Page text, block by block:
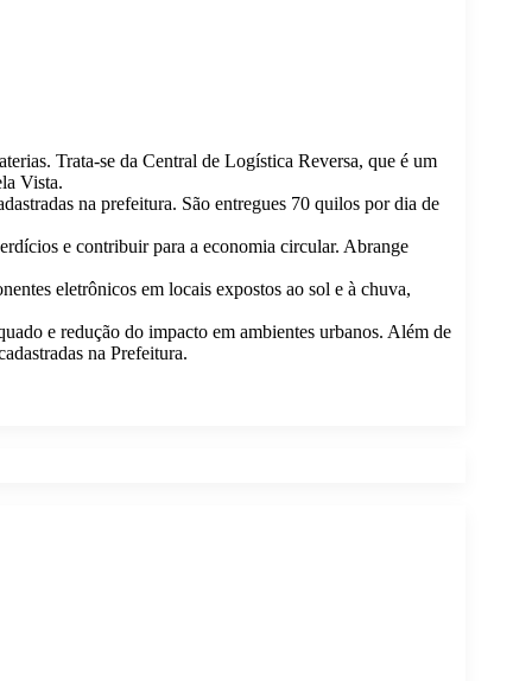
Trata-se da Central de Logística Reversa, que é um
Vista.
na prefeitura. São entregues 70 quilos por dia de
e contribuir para a economia circular. Abrange
eletrônicos em locais expostos ao sol e à chuva,
e redução do impacto em ambientes urbanos. Além de
na Prefeitura.